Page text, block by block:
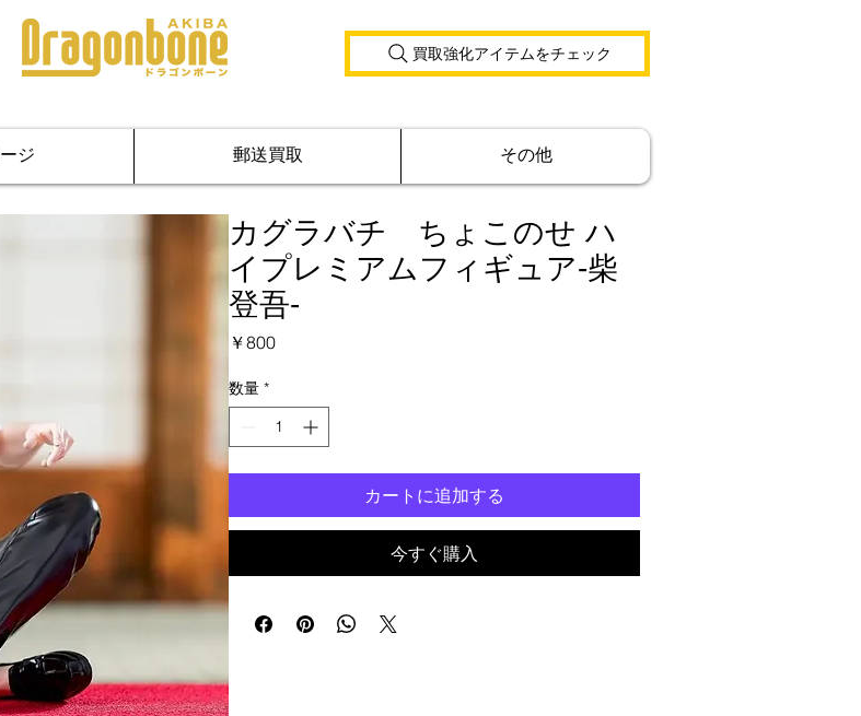
買取強化アイテムをチェック
ジ 郵送買取 その他
カグラバチ ちょこのせ ハ
イプレミアムフィギュア‐柴
登吾‐
￥800価
数量 *
カートに追加する
今すぐ購入